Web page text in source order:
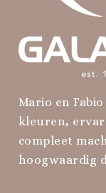
Mario en
kleuren,
compleet
hoogwaardig